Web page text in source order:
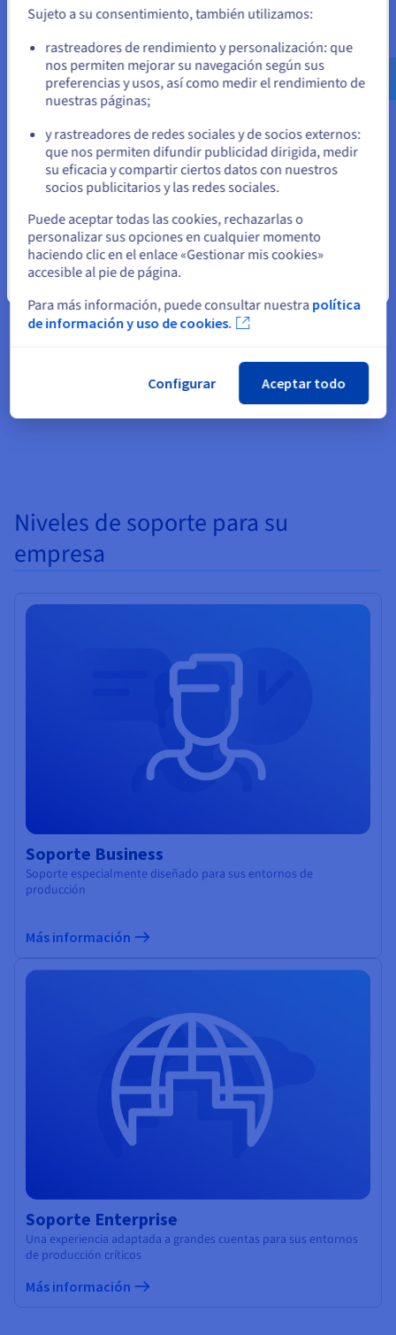
y alta disponibilidad para dar respuesta a los distintos
requisitos de su proyecto, así como un sólido SLA que le
garantiza una disponibilidad del 99,99%.
Predecible
Además de disfrutar de una facturación clara y transparente,
solo tendrá que pagar por los recursos que utilice y no por el
Así podrá predecir con mayor exactitud su gasto en cloud y
planificarse en consecuencia.
Reversible y estándar
posibilidad de recuperarlos a través de protocolos e
interfaces API estándares y fáciles de usar.
Niveles de soporte para su
empresa
Soporte Business
Soporte especialmente diseñado para sus entornos de
producción
Más información
Soporte Enterprise
Una experiencia adaptada a grandes cuentas para sus entornos
de producción críticos
Más información
us.ovhcloud.com/
Inglés USD - $
Permanezca en el sitio web actual
Sujeto a su consentimiento, también utilizamos:
rastreadores de rendimiento y personalización: que
nos permiten mejorar su navegación según sus
preferencias y usos, así como medir el rendimiento de
nuestras páginas;
y rastreadores de redes sociales y de socios externos:
que nos permiten difundir publicidad dirigida, medir
su eficacia y compartir ciertos datos con nuestros
socios publicitarios y las redes sociales.
Puede aceptar todas las cookies, rechazarlas o
personalizar sus opciones en cualquier momento
haciendo clic en el enlace «Gestionar mis cookies»
accesible al pie de página.
Para más información, puede consultar nuestra política
de información y uso de cookies.
Configurar Aceptar todo